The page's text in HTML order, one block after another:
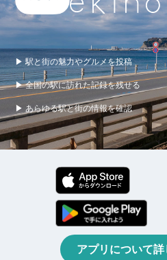
▶ 駅と街の魅力やグルメを投稿
▶ 全国の駅に訪れた記録を残せる
▶ あらゆる駅と街の情報を確認
アプリについて